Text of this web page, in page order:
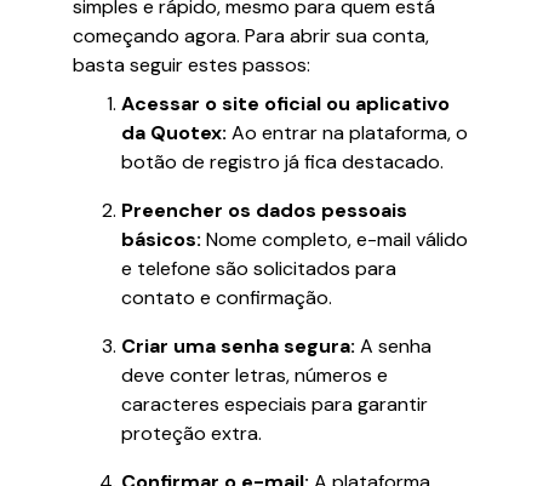
simples e rápido, mesmo para quem está
começando agora. Para abrir sua conta,
basta seguir estes passos:
Acessar o site oficial ou aplicativo
da Quotex: Ao entrar na plataforma, o
botão de registro já fica destacado.
Preencher os dados pessoais
básicos: Nome completo, e-mail válido
e telefone são solicitados para
contato e confirmação.
Criar uma senha segura: A senha
deve conter letras, números e
caracteres especiais para garantir
proteção extra.